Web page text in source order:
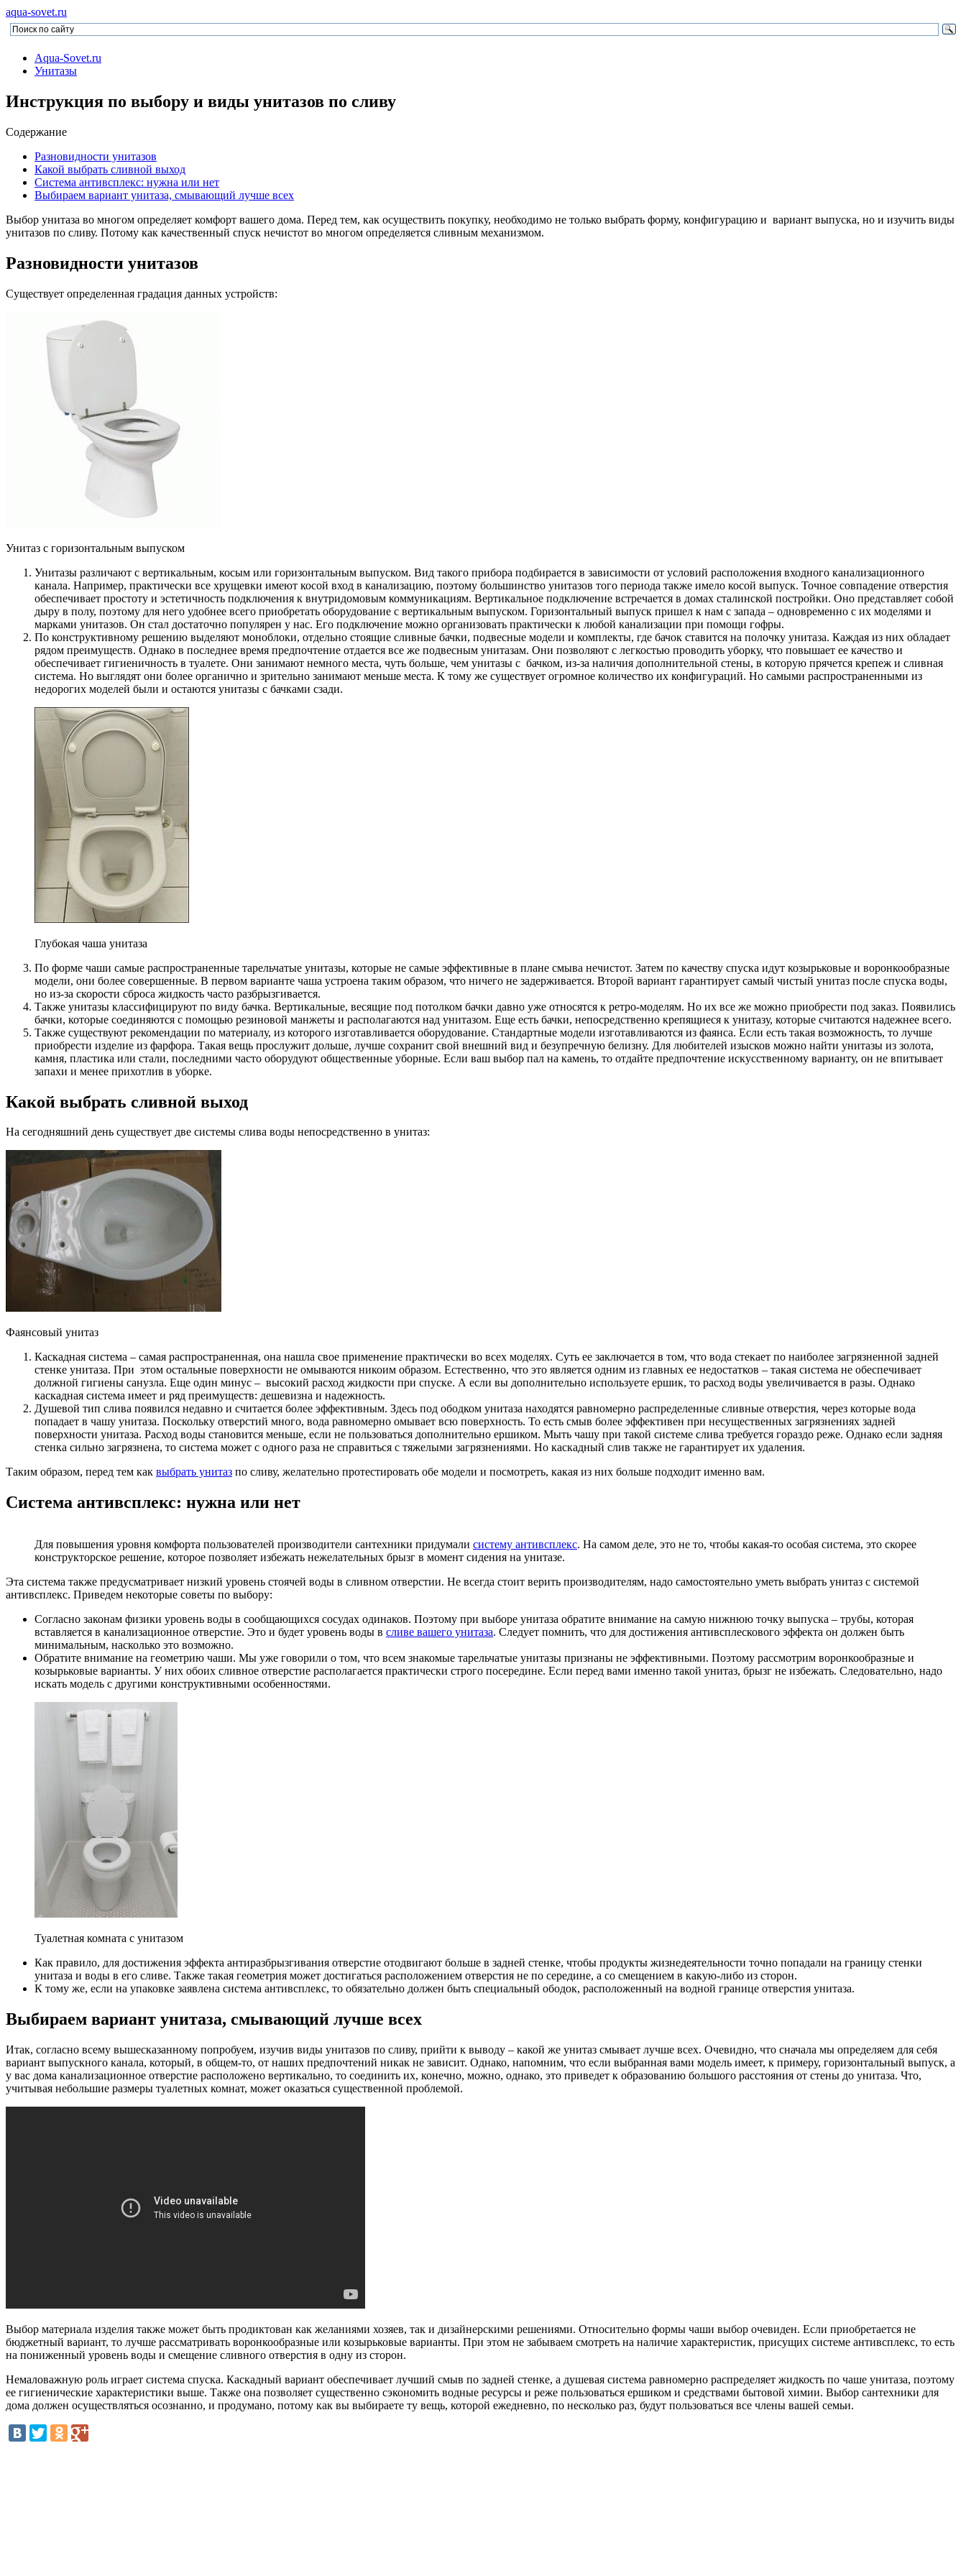
aqua-sovet.ru
Aqua-Sovet.ru
Унитазы
Инструкция по выбору и виды унитазов по сливу
Содержание
Разновидности унитазов
Какой выбрать сливной выход
Система антивсплекс: нужна или нет
Выбираем вариант унитаза, смывающий лучше всех
Выбор унитаза во многом определяет комфорт вашего дома. Перед тем, как осуществить покупку, необходимо не только выбрать форму, конфигурацию и вариант выпуска, но и изучить виды
унитазов по сливу. Потому как качественный спуск нечистот во многом определяется сливным механизмом.
Разновидности унитазов
Существует определенная градация данных устройств:
Унитаз с горизонтальным выпуском
Унитазы различают с вертикальным, косым или горизонтальным выпуском. Вид такого прибора подбирается в зависимости от условий расположения входного канализационного
канала. Например, практически все хрущевки имеют косой вход в канализацию, поэтому большинство унитазов того периода также имело косой выпуск. Точное совпадение отверстия
обеспечивает простоту и эстетичность подключения к внутридомовым коммуникациям. Вертикальное подключение встречается в домах сталинской постройки. Оно представляет собой
дыру в полу, поэтому для него удобнее всего приобретать оборудование с вертикальным выпуском. Горизонтальный выпуск пришел к нам с запада – одновременно с их моделями и
марками унитазов. Он стал достаточно популярен у нас. Его подключение можно организовать практически к любой канализации при помощи гофры.
По конструктивному решению выделяют моноблоки, отдельно стоящие сливные бачки, подвесные модели и комплекты, где бачок ставится на полочку унитаза. Каждая из них обладает
рядом преимуществ. Однако в последнее время предпочтение отдается все же подвесным унитазам. Они позволяют с легкостью проводить уборку, что повышает ее качество и
обеспечивает гигиеничность в туалете. Они занимают немного места, чуть больше, чем унитазы с бачком, из-за наличия дополнительной стены, в которую прячется крепеж и сливная
система. Но выглядят они более органично и зрительно занимают меньше места. К тому же существует огромное количество их конфигураций. Но самыми распространенными из
недорогих моделей были и остаются унитазы с бачками сзади.
Глубокая чаша унитаза
По форме чаши самые распространенные тарельчатые унитазы, которые не самые эффективные в плане смыва нечистот. Затем по качеству спуска идут козырьковые и воронкообразные
модели, они более совершенные. В первом варианте чаша устроена таким образом, что ничего не задерживается. Второй вариант гарантирует самый чистый унитаз после спуска воды,
но из-за скорости сброса жидкость часто разбрызгивается.
Также унитазы классифицируют по виду бачка. Вертикальные, весящие под потолком бачки давно уже относятся к ретро-моделям. Но их все же можно приобрести под заказ. Появились
бачки, которые соединяются с помощью резиновой манжеты и располагаются над унитазом. Еще есть бачки, непосредственно крепящиеся к унитазу, которые считаются надежнее всего.
Также существуют рекомендации по материалу, из которого изготавливается оборудование. Стандартные модели изготавливаются из фаянса. Если есть такая возможность, то лучше
приобрести изделие из фарфора. Такая вещь прослужит дольше, лучше сохранит свой внешний вид и безупречную белизну. Для любителей изысков можно найти унитазы из золота,
камня, пластика или стали, последними часто оборудуют общественные уборные. Если ваш выбор пал на камень, то отдайте предпочтение искусственному варианту, он не впитывает
запахи и менее прихотлив в уборке.
Какой выбрать сливной выход
На сегодняшний день существует две системы слива воды непосредственно в унитаз:
Фаянсовый унитаз
Каскадная система – самая распространенная, она нашла свое применение практически во всех моделях. Суть ее заключается в том, что вода стекает по наиболее загрязненной задней
стенке унитаза. При этом остальные поверхности не омываются никоим образом. Естественно, что это является одним из главных ее недостатков – такая система не обеспечивает
должной гигиены санузла. Еще один минус – высокий расход жидкости при спуске. А если вы дополнительно используете ершик, то расход воды увеличивается в разы. Однако
каскадная система имеет и ряд преимуществ: дешевизна и надежность.
Душевой тип слива появился недавно и считается более эффективным. Здесь под ободком унитаза находятся равномерно распределенные сливные отверстия, через которые вода
попадает в чашу унитаза. Поскольку отверстий много, вода равномерно омывает всю поверхность. То есть смыв более эффективен при несущественных загрязнениях задней
поверхности унитаза. Расход воды становится меньше, если не пользоваться дополнительно ершиком. Мыть чашу при такой системе слива требуется гораздо реже. Однако если задняя
стенка сильно загрязнена, то система может с одного раза не справиться с тяжелыми загрязнениями. Но каскадный слив также не гарантирует их удаления.
Таким образом, перед тем как выбрать унитаз по сливу, желательно протестировать обе модели и посмотреть, какая из них больше подходит именно вам.
Система антивсплекс: нужна или нет
Для повышения уровня комфорта пользователей производители сантехники придумали систему антивсплекс. На самом деле, это не то, чтобы какая-то особая система, это скорее
конструкторское решение, которое позволяет избежать нежелательных брызг в момент сидения на унитазе.
Эта система также предусматривает низкий уровень стоячей воды в сливном отверстии. Не всегда стоит верить производителям, надо самостоятельно уметь выбрать унитаз с системой
антивсплекс. Приведем некоторые советы по выбору:
Согласно законам физики уровень воды в сообщающихся сосудах одинаков. Поэтому при выборе унитаза обратите внимание на самую нижнюю точку выпуска – трубы, которая
вставляется в канализационное отверстие. Это и будет уровень воды в сливе вашего унитаза. Следует помнить, что для достижения антивсплескового эффекта он должен быть
минимальным, насколько это возможно.
Обратите внимание на геометрию чаши. Мы уже говорили о том, что всем знакомые тарельчатые унитазы признаны не эффективными. Поэтому рассмотрим воронкообразные и
козырьковые варианты. У них обоих сливное отверстие располагается практически строго посередине. Если перед вами именно такой унитаз, брызг не избежать. Следовательно, надо
искать модель с другими конструктивными особенностями.
Туалетная комната с унитазом
Как правило, для достижения эффекта антиразбрызгивания отверстие отодвигают больше в задней стенке, чтобы продукты жизнедеятельности точно попадали на границу стенки
унитаза и воды в его сливе. Также такая геометрия может достигаться расположением отверстия не по середине, а со смещением в какую-либо из сторон.
К тому же, если на упаковке заявлена система антивсплекс, то обязательно должен быть специальный ободок, расположенный на водной границе отверстия унитаза.
Выбираем вариант унитаза, смывающий лучше всех
Итак, согласно всему вышесказанному попробуем, изучив виды унитазов по сливу, прийти к выводу – какой же унитаз смывает лучше всех. Очевидно, что сначала мы определяем для себя
вариант выпускного канала, который, в общем-то, от наших предпочтений никак не зависит. Однако, напомним, что если выбранная вами модель имеет, к примеру, горизонтальный выпуск, а
у вас дома канализационное отверстие расположено вертикально, то соединить их, конечно, можно, однако, это приведет к образованию большого расстояния от стены до унитаза. Что,
учитывая небольшие размеры туалетных комнат, может оказаться существенной проблемой.
Выбор материала изделия также может быть продиктован как желаниями хозяев, так и дизайнерскими решениями. Относительно формы чаши выбор очевиден. Если приобретается не
бюджетный вариант, то лучше рассматривать воронкообразные или козырьковые варианты. При этом не забываем смотреть на наличие характеристик, присущих системе антивсплекс, то есть
на пониженный уровень воды и смещение сливного отверстия в одну из сторон.
Немаловажную роль играет система спуска. Каскадный вариант обеспечивает лучший смыв по задней стенке, а душевая система равномерно распределяет жидкость по чаше унитаза, поэтому
ее гигиенические характеристики выше. Также она позволяет существенно сэкономить водные ресурсы и реже пользоваться ершиком и средствами бытовой химии. Выбор сантехники для
дома должен осуществляться осознанно, и продумано, потому как вы выбираете ту вещь, которой ежедневно, по несколько раз, будут пользоваться все члены вашей семьи.